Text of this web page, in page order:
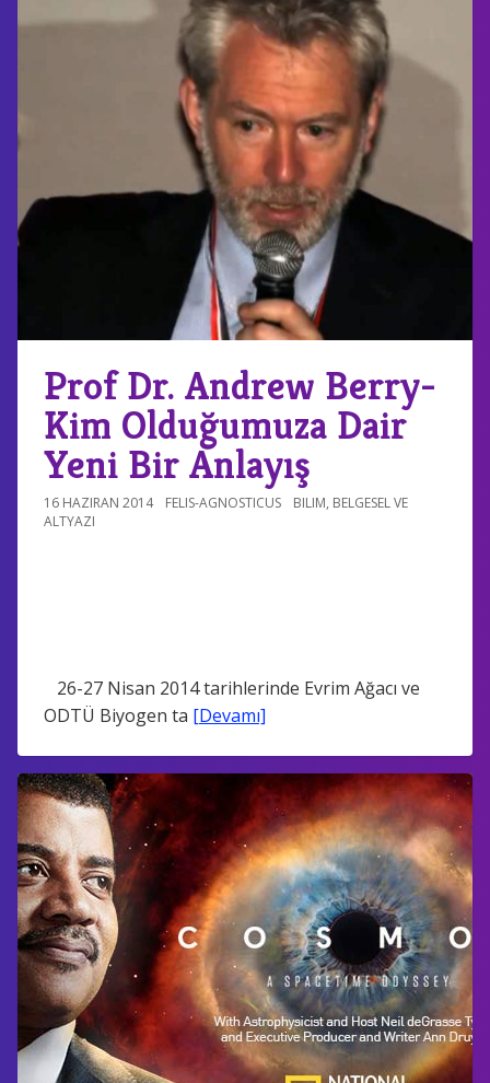
Prof Dr. Andrew Berry-
Kim Olduğumuza Dair
Yeni Bir Anlayış
16 HAZIRAN 2014 FELIS-AGNOSTICUS BILIM, BELGESEL VE
ALTYAZI
26-27 Nisan 2014 tarihlerinde Evrim Ağacı ve
ODTÜ Biyogen ta [Devamı]